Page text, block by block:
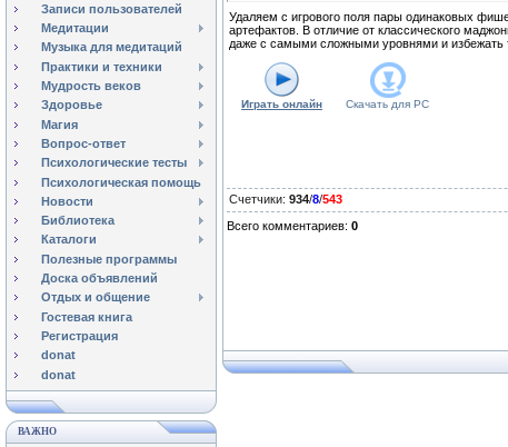
Записи пользователей
Медитации
Музыка для медитаций
Практики и техники
Мудрость веков
Здоровье
Магия
Вопрос-ответ
Психологические тесты
Психологическая помощь
Новости
Библиотека
Каталоги
Полезные программы
Доска объявлений
Отдых и общение
Гостевая книга
Регистрация
donat
donat
ВАЖНО
Удаляем с игрового поля пары одинаковых
артефактов. В отличие от классического
даже с самыми сложными уровнями и избежать
Играть онлайн Скачать для PC
Счетчики: 934/8/543
Всего комментариев: 0